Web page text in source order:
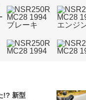
!? 新型